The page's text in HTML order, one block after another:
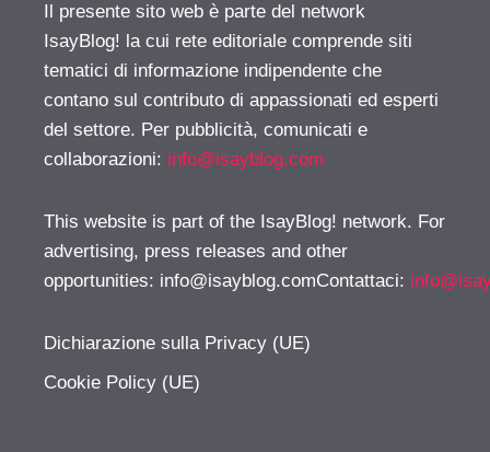
Il presente sito web è parte del network
IsayBlog! la cui rete editoriale comprende siti
tematici di informazione indipendente che
contano sul contributo di appassionati ed esperti
del settore. Per pubblicità, comunicati e
collaborazioni: info@isayblog.com
This website is part of the IsayBlog! network. For
advertising, press releases and other
opportunities: info@isayblog.comContattaci:
Dichiarazione sulla Privacy (UE)
Cookie Policy (UE)